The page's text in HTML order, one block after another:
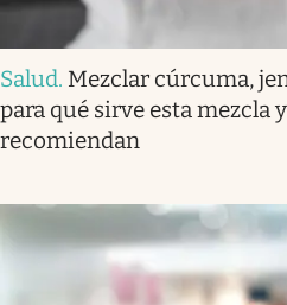
Salud. Mezclar cúrcuma,
para qué sirve esta mezcla
recomiendan